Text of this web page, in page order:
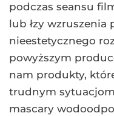
podczas seansu
lub łzy wzruszenia
nieestetycznego
powyższym
nam produkty,
trudnym
mascary